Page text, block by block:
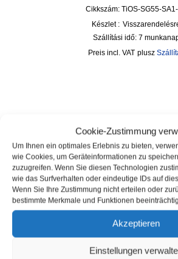
Cookie-Zustimmung
Um Ihnen ein optimales Erlebnis zu bieten,
wie Cookies, um Geräteinformationen zu
zuzugreifen. Wenn Sie diesen Technologien
wie das Surfverhalten oder eindeutige IDs auf
Wenn Sie Ihre Zustimmung nicht erteilen oder
bestimmte Merkmale und Funktionen
Akzeptieren
Einstellungen
Cikkszám: TiOS-SG55-
Készlet :
Szállítási idő: 7
incl. VAT plusz